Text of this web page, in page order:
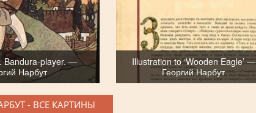
Bandura-player. —
Нарбут
Illustration to ‘Wooden Eagle’ —
Георгий Нарбут
- ВСЕ КАРТИНЫ